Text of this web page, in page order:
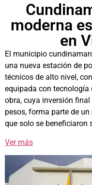
moderna
en
El municipio
una nueva estación de
técnicos de alto nivel,
equipada con
obra, cuya inversión
pesos, forma parte de
que solo se beneficiaron
Ver más